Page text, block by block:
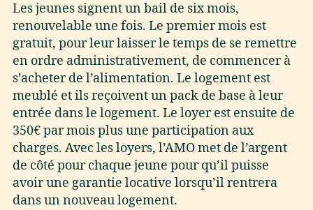
Les jeunes signent un bail de six mois,
renouvelable une fois. Le premier mois est
gratuit, pour leur laisser le temps de se remettre
en ordre administrativement, de commencer à
s’acheter de l’alimentation. Le logement est
meublé et ils reçoivent un pack de base à leur
entrée dans le logement. Le loyer est ensuite de
350€ par mois plus une participation aux
charges. Avec les loyers, l’AMO met de l’argent
de côté pour chaque jeune pour qu’il puisse
avoir une garantie locative lorsqu’il rentrera
dans un nouveau logement.